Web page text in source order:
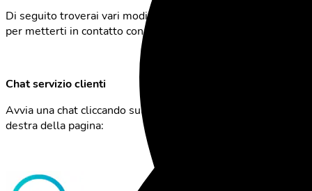
Di seguito troverai vari modi per ottenere ulteriore aiuto o
per metterti in contatto con noi.
Chat servizio clienti
Avvia una chat cliccando sull'icona della chat in basso a
destra della pagina: